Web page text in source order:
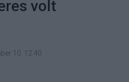
volt
10. 12:40